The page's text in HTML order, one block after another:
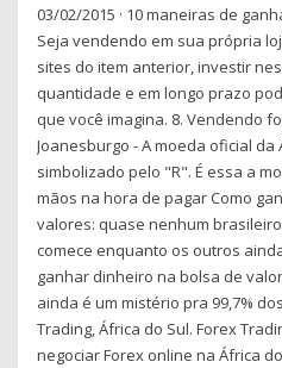
03/02/2015 · 10 maneiras de
Seja vendendo em sua própria
sites do item anterior, investir
quantidade e em longo prazo
que você imagina. 8. Vendendo
Joanesburgo - A moeda oficial da
simbolizado pelo "R". É essa a
mãos na hora de pagar Como
valores: quase nenhum
comece enquanto os outros
ganhar dinheiro na bolsa de
ainda é um mistério pra 99,7%
Trading, África do Sul. Forex
negociar Forex online na África